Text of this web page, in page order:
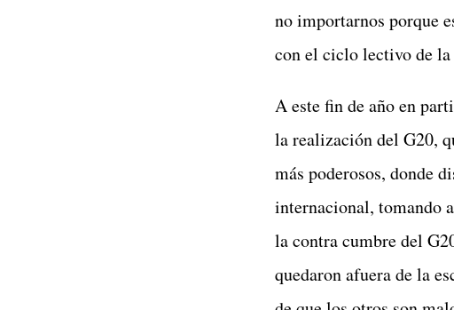
no importarnos porque
con el ciclo lectivo de la
A este fin de año en
la realización del G20,
más poderosos, donde
internacional, tomando
la contra cumbre del
quedaron afuera de la